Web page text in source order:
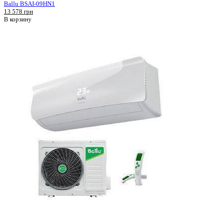
Ballu BSAI-09HN1
13 578 грн
В корзину